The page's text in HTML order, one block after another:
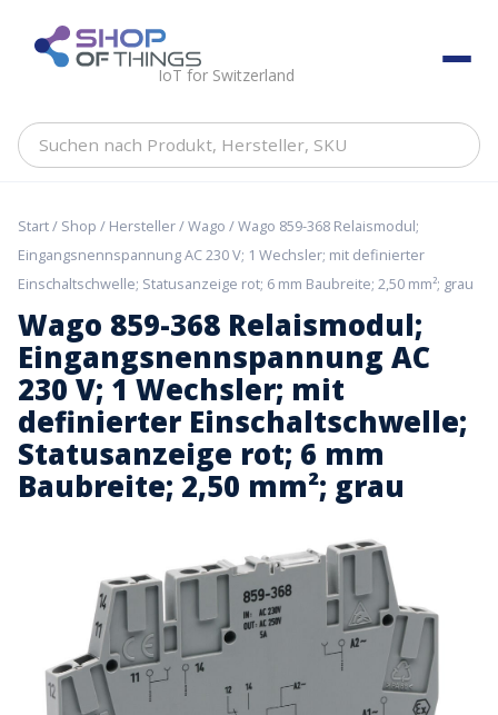
content ShopOfThings
IoT for Switzerland
Suchen
Hersteller,
Start/ Shop / Hersteller/Wago / Wago 859-368 Relaismodul;
Eingangsnennspannung AC 230 V; 1 Wechsler; mit definierter
Einschaltschwelle; Statusanzeige rot; 6 mm Baubreite; 2,50 mm²; grau
Wago 859-368 Relaismodul;
Eingangsnennspannung AC
230 V; 1 Wechsler; mit
definierter Einschaltschwelle;
Statusanzeige rot; 6 mm
Baubreite; 2,50 mm²; grau